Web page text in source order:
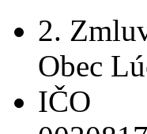
2.
Obec
IČO